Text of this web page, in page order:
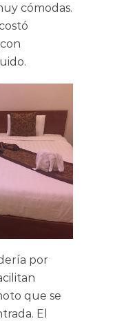
cómodas.
por
que se
El